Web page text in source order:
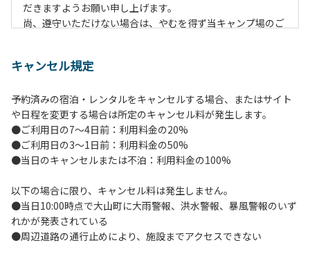
だきますようお願い申し上げます。
尚、遵守いただけない場合は、やむを得ず当キャンプ場のご
【当キャンプ場利用に際してのご案内ならびに注意事項】
２．利用におけるルールを遵守いただき、ご自身で事故の防
止に努めてください。
３．安全管理上、お子さまの単独での行動はご遠慮くださ
い。
４．当キャンプ場内を車で移動する場合は徐行運転（5ｋｍ/
５．ゴミ（可燃）は指定のゴミ袋に分別した上で、指定の場
所へ捨ててください。ビン・缶・ペットボトルおよび不燃ゴ
ミは持ち帰りお願いします。
６．BBQ及び焚火台の灰につきましては鎮火を確認した上で
キャンセル規定
予約済みの宿泊・レンタルをキャンセルする場合、またはサイト
や日程を変更する場合は所定のキャンセル料が発生します。
●ご利用日の7～4日前：利用料金の20%
●ご利用日の3～1日前：利用料金の50%
●当日のキャンセルまたは不泊：利用料金の100%
以下の場合に限り、キャンセル料は発生しません。
●当日10:00時点で大山町に大雨警報、洪水警報、暴風警報のいず
れかが発表されている
●周辺道路の通行止めにより、施設までアクセスできない